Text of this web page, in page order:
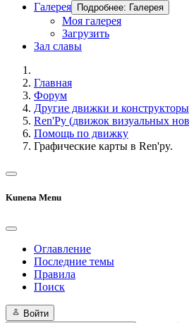
Галерея
Подробнее: Галерея
Моя галерея
Загрузить
Зал славы
Главная
Форум
Другие движки и конструкторы
Ren'Py (движок визуальных
Помощь по движку
Графические карты в Ren'py.
Kunena Menu
Оглавление
Последние темы
Правила
Поиск
Войти